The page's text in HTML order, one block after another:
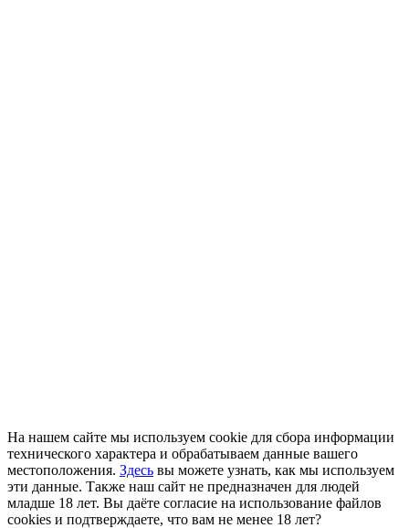
На нашем сайте мы используем cookie для сбора информации
технического характера и обрабатываем данные вашего
местоположения. Здесь вы можете узнать, как мы используем
эти данные. Также наш сайт не предназначен для людей
младше 18 лет. Вы даёте согласие на использование файлов
cookies и подтверждаете, что вам не менее 18 лет?